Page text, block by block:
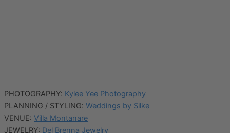
PHOTOGRAPHY: Kylee Yee Photography
PLANNING / STYLING: Weddings by Silke
VENUE: Villa Montanare
JEWELRY: Del Brenna Jewelry